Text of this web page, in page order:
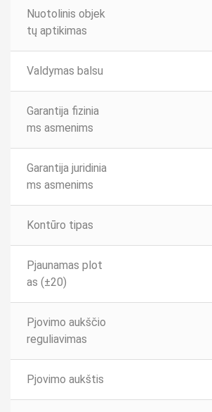
Nuotolinis objek
tų aptikimas
Valdymas balsu
Garantija fizinia
ms asmenims
Garantija juridinia
ms asmenims
Kontūro tipas
Pjaunamas plot
as (±20)
Pjovimo aukščio
reguliavimas
Pjovimo aukštis